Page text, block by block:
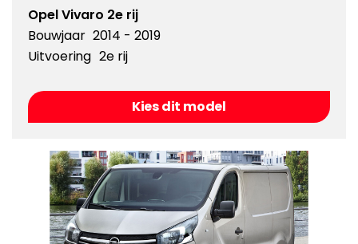
Opel Vivaro 2e rij
Bouwjaar 2014 - 2019
Uitvoering 2e rij
Kies dit model